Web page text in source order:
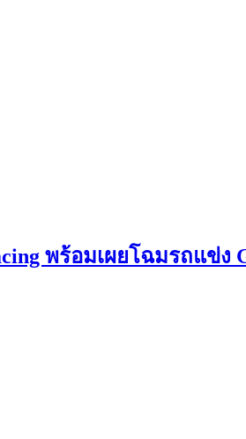
พร้อมเผยโฉมรถแข่ง